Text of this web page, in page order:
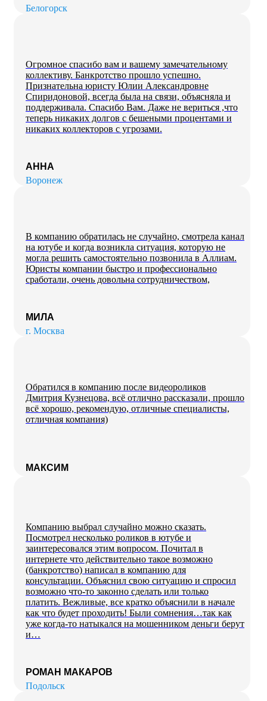
Белогорск
Огромное спасибо вам и вашему замечательному
коллективу. Банкротство прошло успешно.
Признательна юристу Юлии Александровне
Спиридоновой, всегда была на связи, объясняла и
поддерживала. Спасибо Вам. Даже не вериться ,что
теперь никаких долгов с бешеными процентами и
никаких коллекторов с угрозами.
АННА
Воронеж
В компанию обратилась не случайно, смотрела канал
на ютубе и когда возникла ситуация, которую не
могла решить самостоятельно позвонила в Аллиам.
Юристы компании быстро и профессионально
сработали, очень довольна сотрудничеством,
МИЛА
г. Москва
Обратился в компанию после видеороликов
Дмитрия Кузнецова, всё отлично рассказали, прошло
всё хорошо, рекомендую, отличные специалисты,
отличная компания)
МАКСИМ
Компанию выбрал случайно можно сказать.
Посмотрел несколько роликов в ютубе и
заинтересовался этим вопросом. Почитал в
интернете что действительно такое возможно
(банкротство) написал в компанию для
консультации. Объяснил свою ситуацию и спросил
возможно что-то законно сделать или только
платить. Вежливые, все кратко объяснили в начале
как что будет проходить! Были сомнения…так как
уже когда-то натыкался на мошенником деньги берут
и…
РОМАН МАКАРОВ
Подольск